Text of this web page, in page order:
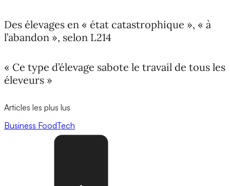
Des élevages en « état catastrophique », « à
l’abandon », selon L214
« Ce type d’élevage sabote le travail de tous les
éleveurs »
Articles les plus lus
Business FoodTech